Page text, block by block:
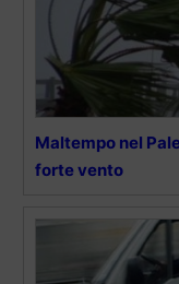
Maltempo nel
forte vento